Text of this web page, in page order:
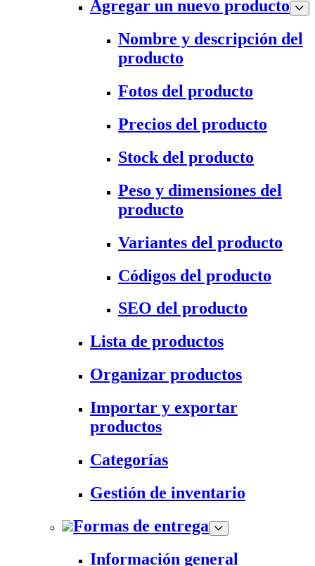
Agregar un nuevo producto
Nombre y descripción del
producto
Fotos del producto
Precios del producto
Stock del producto
Peso y dimensiones del
producto
Variantes del producto
Códigos del producto
SEO del producto
Lista de productos
Organizar productos
Importar y exportar
productos
Categorías
Gestión de inventario
Formas de entrega
Información general